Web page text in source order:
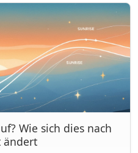
Wie sich dies nach
ändert